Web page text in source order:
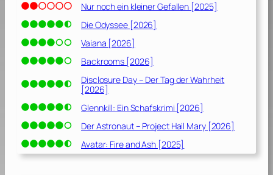
Nur noch ein kleiner Gefallen [2025]
Die Odyssee [2026]
Vaiana [2026]
Backrooms [2026]
Disclosure Day – Der Tag der Wahrheit
[2026]
Glennkill: Ein Schafskrimi [2026]
Der Astronaut – Project Hail Mary [2026]
Avatar: Fire and Ash [2025]